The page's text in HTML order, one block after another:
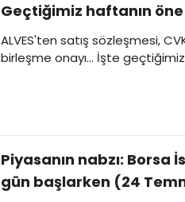
Geçtiğimiz haftanın
ALVES'ten satış sözleşmesi,
birleşme onayı... İşte
Piyasanın nabzı:
gün başlarken (24